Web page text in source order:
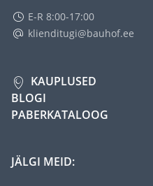
E-R 8:00-17:00
klienditugi@bauhof.ee
KAUPLUSED
BLOGI
PABERKATALOOG
JÄLGI MEID: